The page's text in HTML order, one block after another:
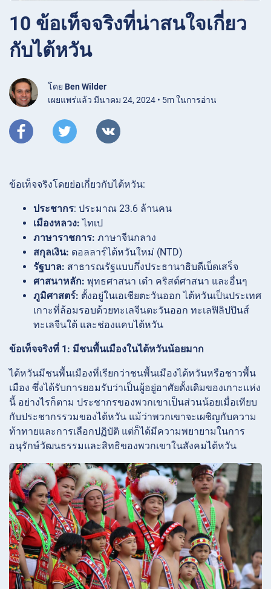
10 ข้อเท็จจริงที่น่าสนใจเกี่ยว
กับไต้หวัน
โดย Ben Wilder
เผยแพร่แล้ว มีนาคม 24, 2024 • 5m ในการอ่าน
ข้อเท็จจริงโดยย่อเกี่ยวกับไต้หวัน:
ประชากร: ประมาณ 23.6 ล้านคน
เมืองหลวง: ไทเป
ภาษาราชการ: ภาษาจีนกลาง
สกุลเงิน: ดอลลาร์ไต้หวันใหม่ (NTD)
รัฐบาล: สาธารณรัฐแบบกึ่งประธานาธิบดีเบ็ดเสร็จ
ศาสนาหลัก: พุทธศาสนา เต๋า คริสต์ศาสนา และอื่นๆ
ภูมิศาสตร์: ตั้งอยู่ในเอเชียตะวันออก ไต้หวันเป็นประเทศ
เกาะที่ล้อมรอบด้วยทะเลจีนตะวันออก ทะเลฟิลิปปินส์
ทะเลจีนใต้ และช่องแคบไต้หวัน
ข้อเท็จจริงที่ 1: มีชนพื้นเมืองในไต้หวันน้อยมาก
ไต้หวันมีชนพื้นเมืองที่เรียกว่าชนพื้นเมืองไต้หวันหรือชาวพื้น
เมือง ซึ่งได้รับการยอมรับว่าเป็นผู้อยู่อาศัยดั้งเดิมของเกาะแห่ง
นี้ อย่างไรก็ตาม ประชากรของพวกเขาเป็นส่วนน้อยเมื่อเทียบ
กับประชากรรวมของไต้หวัน แม้ว่าพวกเขาจะเผชิญกับความ
ท้าทายและการเลือกปฏิบัติ แต่ก็ได้มีความพยายามในการ
อนุรักษ์วัฒนธรรมและสิทธิของพวกเขาในสังคมไต้หวัน